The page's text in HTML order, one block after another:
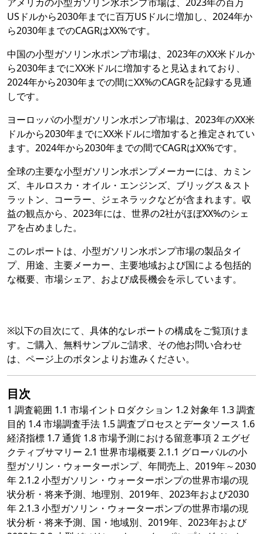
USドルから2030年までに百万USドルに増加し、2024年か
ら2030年までのCAGRはXX%です。
中国の小型ガソリン水ポンプ市場は、2023年のXX米ドルか
ら2030年までにXX米ドルに増加すると見込まれており、
2024年から2030年までの間にXX%のCAGRを記録する見通
しです。
ヨーロッパの小型ガソリン水ポンプ市場は、2023年のXX米
ドルから2030年までにXX米ドルに増加すると推定されてい
ます。2024年から2030年までの間でCAGRはXX%です。
全球の主要な小型ガソリン水ポンプメーカーには、カミン
ズ、キルロスカ・オイル・エンジンズ、ブリッグス＆スト
ラットン、コーラー、ジェネラックなどが含まれます。収
益の観点から、2023年には、世界の2社がほぼXX%のシェ
アを占めました。
このレポートは、小型ガソリン水ポンプ市場の製品タイ
プ、用途、主要メーカー、主要地域および国による包括的
な概要、市場シェア、および成長機会を示しています。
※以下の目次にて、具体的なレポートの構成をご覧頂けま
す。ご購入、無料サンプルご請求、その他お問い合わせ
は、ページ上のボタンよりお進みください。
目次
1 調査範囲 1.1 市場イントロダクション 1.2 対象年 1.3 調査
目的 1.4 市場調査手法 1.5 調査プロセスとデータソース 1.6
経済指標 1.7 通貨 1.8 市場予測における留意事項 2 エグゼ
クティブサマリー 2.1 世界市場概要 2.1.1 グローバルの小
型ガソリン・ウォーターポンプ、年間売上、2019年～2030
年 2.1.2 小型ガソリン・ウォーターポンプの世界市場の現
状分析・将来予測、地理別、2019年、2023年および2030
年 2.1.3 小型ガソリン・ウォーターポンプの世界市場の現
状分析・将来予測、国・地域別、2019年、2023年および